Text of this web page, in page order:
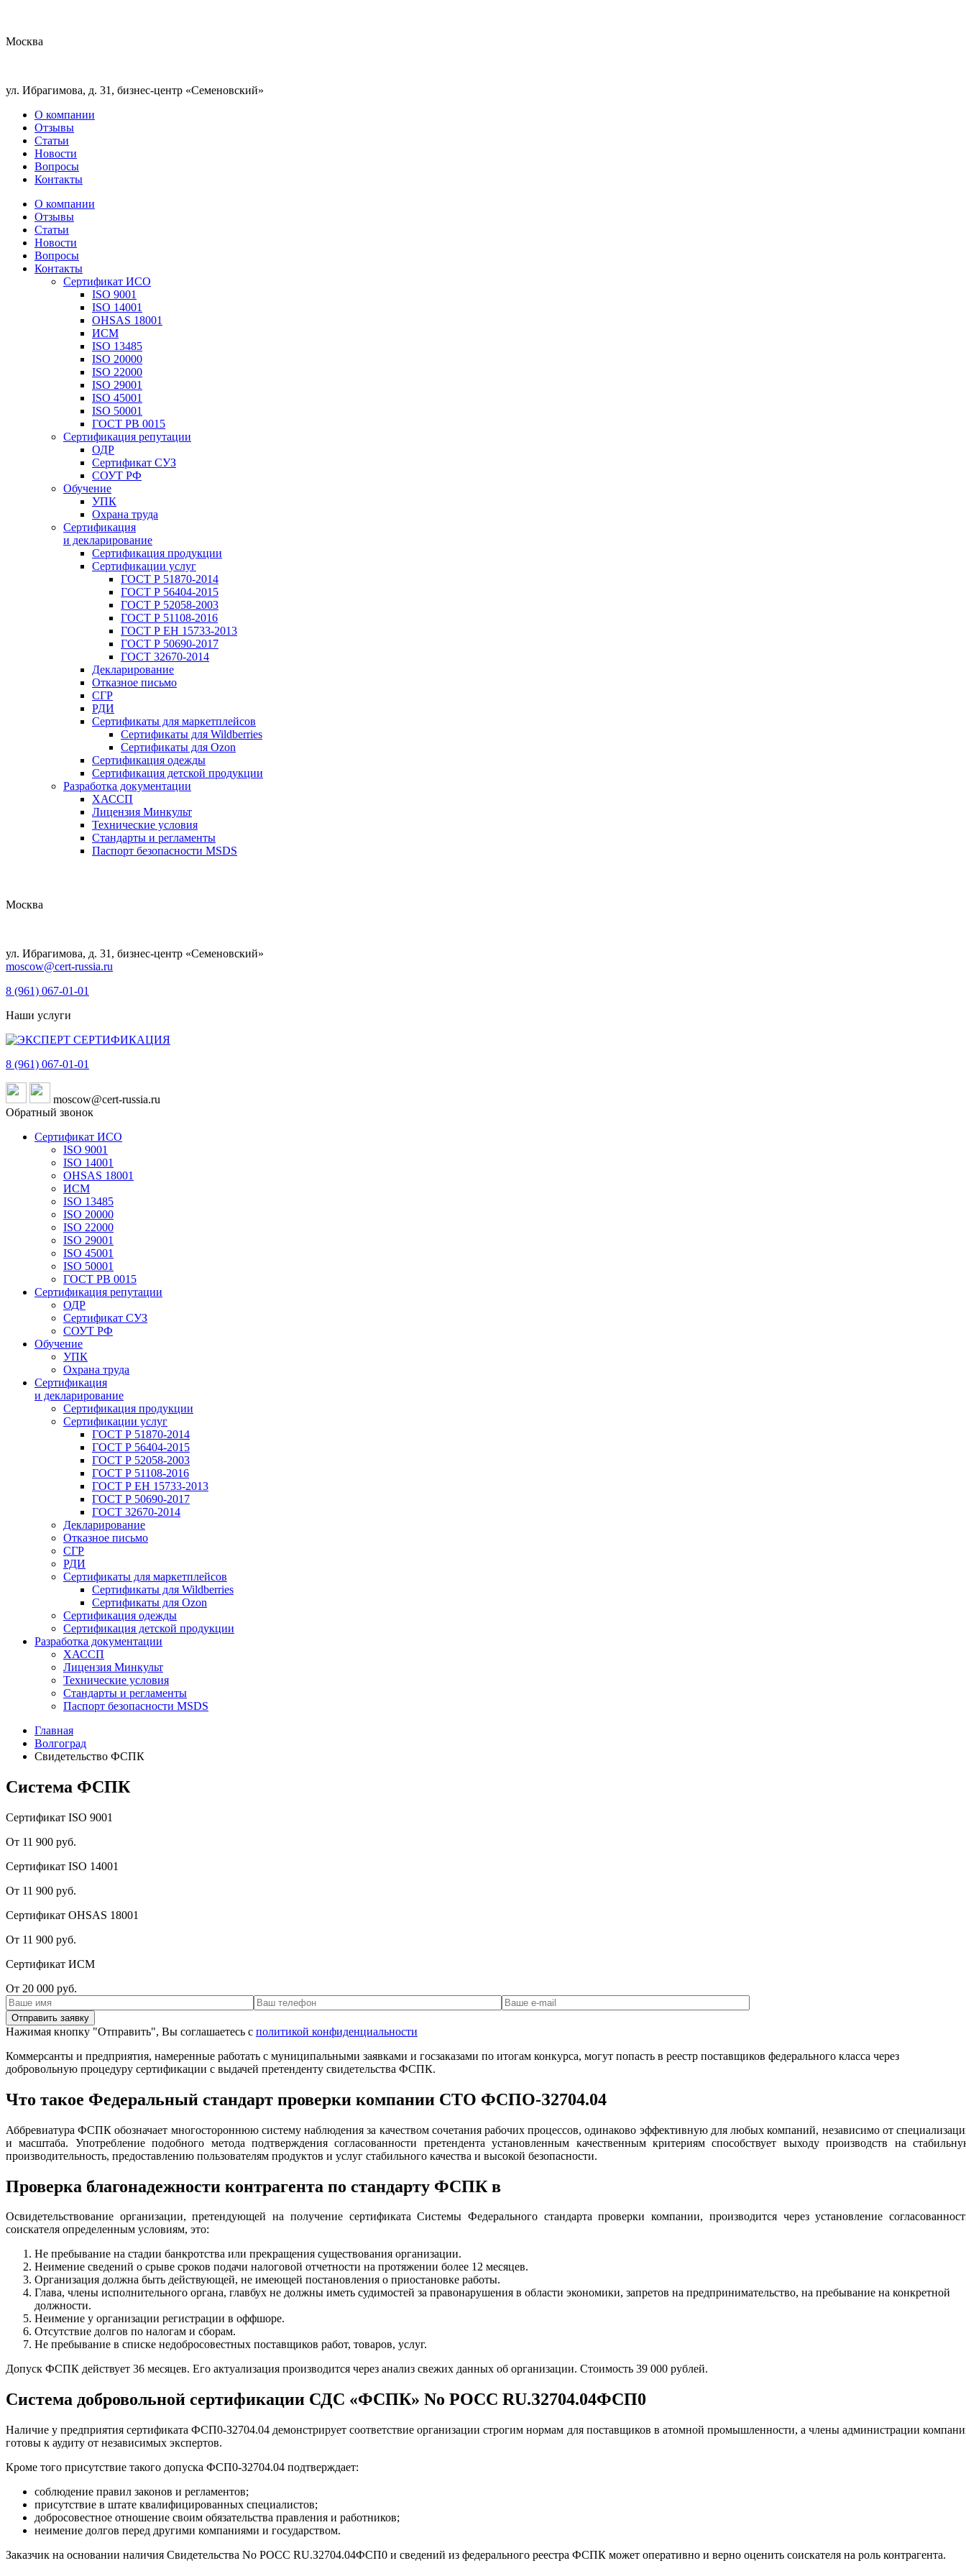
Москва
ул. Ибрагимова, д. 31, бизнес-центр «Семеновский»
О компании
Отзывы
Статьи
Новости
Вопросы
Контакты
О компании
Отзывы
Статьи
Новости
Вопросы
Контакты
Сертификат ИСО
ISO 9001
ISO 14001
OHSAS 18001
ИСМ
ISO 13485
ISO 20000
ISO 22000
ISO 29001
ISO 45001
ISO 50001
ГОСТ РВ 0015
Сертификация репутации
ОДР
Сертификат СУЗ
СОУТ РФ
Обучение
УПК
Охрана труда
Сертификация
и декларирование
Сертификация продукции
Сертификации услуг
ГОСТ Р 51870-2014
ГОСТ Р 56404-2015
ГОСТ Р 52058-2003
ГОСТ Р 51108-2016
ГОСТ Р ЕН 15733-2013
ГОСТ Р 50690-2017
ГОСТ 32670-2014
Декларирование
Отказное письмо
СГР
РДИ
Сертификаты для маркетплейсов
Сертификаты для Wildberries
Сертификаты для Ozon
Сертификация одежды
Сертификация детской продукции
Разработка документации
ХАССП
Лицензия Минкульт
Технические условия
Стандарты и регламенты
Паспорт безопасности MSDS
Москва
ул. Ибрагимова, д. 31, бизнес-центр «Семеновский»
moscow@cert-russia.ru
8 (961) 067-01-01
Наши услуги
8 (961) 067-01-01
moscow@cert-russia.ru
Обратный звонок
Сертификат ИСО
ISO 9001
ISO 14001
OHSAS 18001
ИСМ
ISO 13485
ISO 20000
ISO 22000
ISO 29001
ISO 45001
ISO 50001
ГОСТ РВ 0015
Сертификация репутации
ОДР
Сертификат СУЗ
СОУТ РФ
Обучение
УПК
Охрана труда
Сертификация
и декларирование
Сертификация продукции
Сертификации услуг
ГОСТ Р 51870-2014
ГОСТ Р 56404-2015
ГОСТ Р 52058-2003
ГОСТ Р 51108-2016
ГОСТ Р ЕН 15733-2013
ГОСТ Р 50690-2017
ГОСТ 32670-2014
Декларирование
Отказное письмо
СГР
РДИ
Сертификаты для маркетплейсов
Сертификаты для Wildberries
Сертификаты для Ozon
Сертификация одежды
Сертификация детской продукции
Разработка документации
ХАССП
Лицензия Минкульт
Технические условия
Стандарты и регламенты
Паспорт безопасности MSDS
Главная
Волгоград
Свидетельство ФСПК
Система ФСПК
Сертификат ISO 9001
От 11 900 руб.
Сертификат ISO 14001
От 11 900 руб.
Сертификат OHSAS 18001
От 11 900 руб.
Сертификат ИСМ
От 20 000 руб.
Нажимая кнопку "Отправить", Вы соглашаетесь с политикой конфиденциальности
Коммерсанты и предприятия, намеренные работать с муниципальными заявками и госзаказами по итогам конкурса, могут попасть в реестр поставщиков федерального класса через
добровольную процедуру сертификации с выдачей претенденту свидетельства ФСПК.
Что такое Федеральный стандарт проверки компании СТО ФСПО-З2704.04
Аббревиатура ФСПК обозначает многостороннюю систему наблюдения за качеством сочетания рабочих процессов, одинаково эффективную для любых компаний, независимо от
и масштаба. Употребление подобного метода подтверждения согласованности претендента установленным качественным критериям способствует выходу производств на
производительность, предоставлению пользователям продуктов и услуг стабильного качества и высокой безопасности.
Проверка благонадежности контрагента по стандарту ФСПК в
Освидетельствование организации, претендующей на получение сертификата Системы Федерального стандарта проверки компании, производится через установление
соискателя определенным условиям, это:
Не пребывание на стадии банкротства или прекращения существования организации.
Неимение сведений о срыве сроков подачи налоговой отчетности на протяжении более 12 месяцев.
Организация должна быть действующей, не имеющей постановления о приостановке работы.
Глава, члены исполнительного органа, главбух не должны иметь судимостей за правонарушения в области экономики, запретов на предпринимательство, на пребывание на конкретной
должности.
Неимение у организации регистрации в оффшоре.
Отсутствие долгов по налогам и сборам.
Не пребывание в списке недобросовестных поставщиков работ, товаров, услуг.
Допуск ФСПК действует 36 месяцев. Его актуализация производится через анализ свежих данных об организации. Стоимость 39 000 рублей.
Система добровольной сертификации СДС «ФСПК» No РОСС RU.З2704.04ФСП0
Наличие у предприятия сертификата ФСП0-З2704.04 демонстрирует соответствие организации строгим нормам для поставщиков в атомной промышленности, а члены администрации
готовы к аудиту от независимых экспертов.
Кроме того присутствие такого допуска ФСП0-З2704.04 подтверждает:
соблюдение правил законов и регламентов;
присутствие в штате квалифицированных специалистов;
добросовестное отношение своим обязательства правления и работников;
неимение долгов перед другими компаниями и государством.
Заказчик на основании наличия Свидетельства No РОСС RU.З2704.04ФСП0 и сведений из федерального реестра ФСПК может оперативно и верно оценить соискателя на роль контрагента.